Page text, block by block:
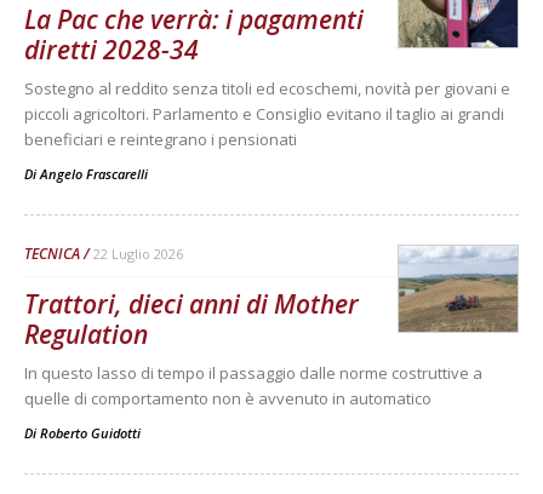
La Pac che verrà: i pagamenti
diretti 2028-34
Sostegno al reddito senza titoli ed ecoschemi, novità per giovani e
piccoli agricoltori. Parlamento e Consiglio evitano il taglio ai grandi
beneficiari e reintegrano i pensionati
Di Angelo Frascarelli
TECNICA 22 Luglio 2026
Trattori, dieci anni di Mother
Regulation
In questo lasso di tempo il passaggio dalle norme costruttive a
quelle di comportamento non è avvenuto in automatico
Di Roberto Guidotti